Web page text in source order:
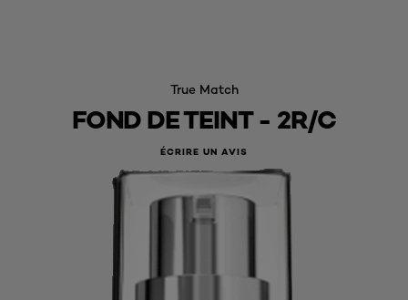
True Match
FOND DE TEINT - 2R/C
ÉCRIRE UN AVIS